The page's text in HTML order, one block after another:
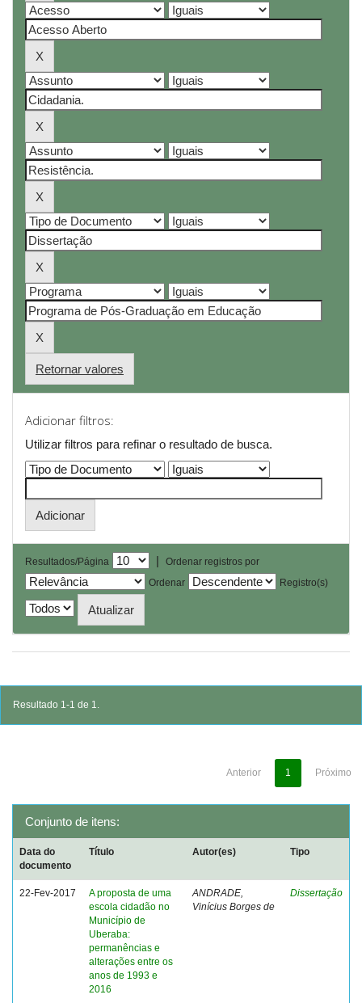
Retornar valores
Adicionar filtros:
Utilizar filtros para refinar o resultado de busca.
Resultados/Página |
Ordenar registros por
Ordenar
Registro(s)
Resultado 1-1 de 1.
Anterior 1 Próximo
Conjunto de itens:
Data do
documento
Título Autor(es) Tipo
22-Fev-2017
A proposta de uma
escola cidadão no
Município de
Uberaba:
permanências e
alterações entre os
anos de 1993 e
2016
ANDRADE,
Vinícius Borges de
Dissertação